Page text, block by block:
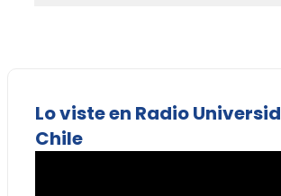
Lo viste en Radio
Chile